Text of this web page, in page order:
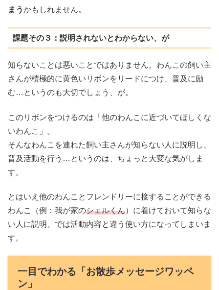
まうかもしれません。
課題その３：説明されないとわからない、が
知らないことは悪いことではありません。わんこの飼い主
さんが積極的に黄色いリボンをリードにつけ、普及に励
む…というのも大切でしょう、が。
このリボンをつけるのは「他のわんこに近づいてほしくな
いわんこ」。
そんなわんこを連れた飼い主さんが知らない人に説明し、
普及活動を行う…というのは、ちょっと大変な気がしま
す。
とはいえ他のわんことフレンドリーに接することができる
わんこ（例：我が家のシェルくん）に着けておいて知らな
い人に説明、では活動内容と違う使い方になってしまいま
す。
一目でわかる「お散歩メッセージワッペ
ン」